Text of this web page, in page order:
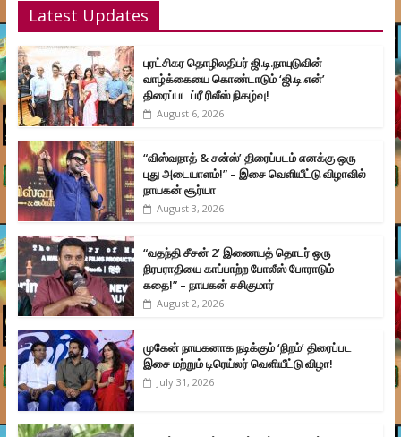
Latest Updates
புரட்சிகர தொழிலதிபர் ஜி.டி.நாயுடுவின்
வாழ்க்கையை கொண்டாடும் ‘ஜி.டி.என்’
திரைப்பட ப்ரீ ரிலீஸ் நிகழ்வு!
August 6, 2026
“விஸ்வநாத் & சன்ஸ்’ திரைப்படம் எனக்கு ஒரு
புது அடையாளம்!” – இசை வெளியீட்டு விழாவில்
நாயகன் சூர்யா
August 3, 2026
“வதந்தி சீசன் 2’ இணையத் தொடர் ஒரு
நிரபராதியை காப்பாற்ற போலீஸ் போராடும்
கதை!” – நாயகன் சசிகுமார்
August 2, 2026
முகேன் நாயகனாக நடிக்கும் ‘நிறம்’ திரைப்பட
இசை மற்றும் டிரெய்லர் வெளியீட்டு விழா!
July 31, 2026